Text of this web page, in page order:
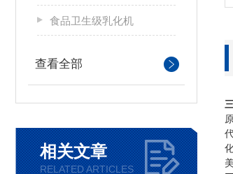
食品卫生级乳化机
查看全部
相关文章
RELATED ARTICLES